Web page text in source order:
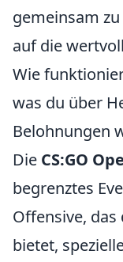
gemeinsam
auf die
Wie
was du über
Belohnungen
Die CS:GO
begrenztes
Offensive,
bietet,